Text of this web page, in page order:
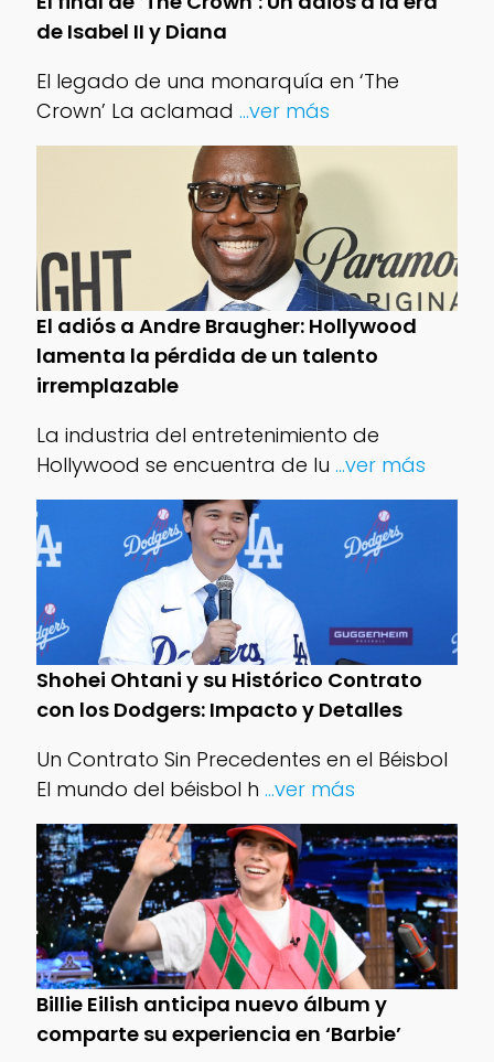
de Isabel II y Diana
El legado de una monarquía en ‘The
Crown’ La aclamad ...ver más
El adiós a Andre Braugher: Hollywood
lamenta la pérdida de un talento
irremplazable
La industria del entretenimiento de
Hollywood se encuentra de lu ...ver más
Shohei Ohtani y su Histórico Contrato
con los Dodgers: Impacto y Detalles
Un Contrato Sin Precedentes en el Béisbol
El mundo del béisbol h ...ver más
Billie Eilish anticipa nuevo álbum y
comparte su experiencia en ‘Barbie’